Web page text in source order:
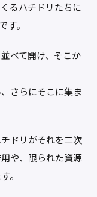
るハチドリたちに
す。
べて開け、そこか
さらにそこに集ま
ドリがそれを二次
や、限られた資源
。